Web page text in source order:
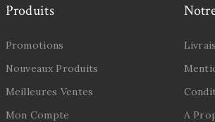
Produits
Promotions
Nouveaux Produits
Meilleures Ventes
Mon Compte
A